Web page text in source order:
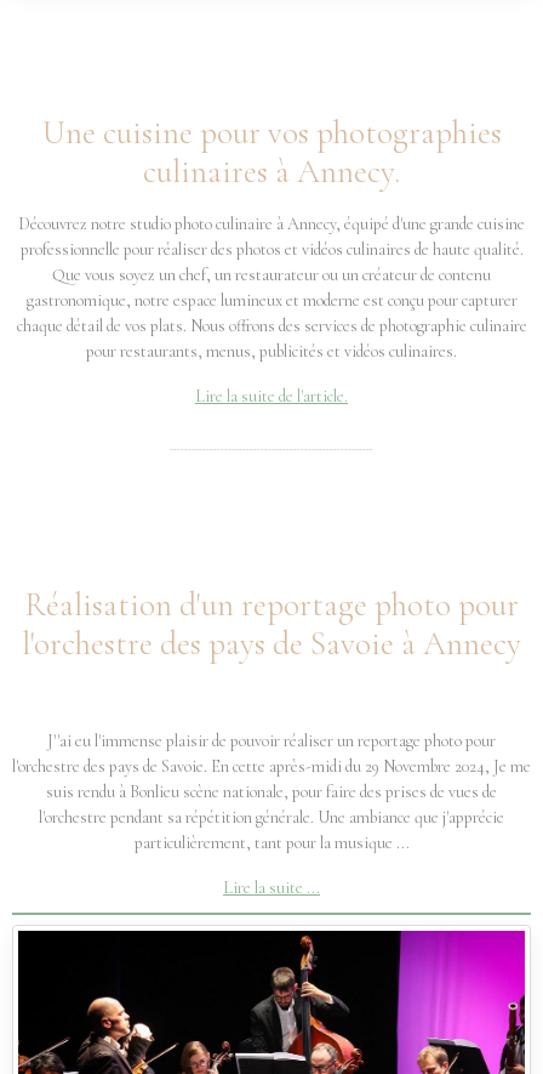
Une cuisine pour vos photographies
culinaires à Annecy.
Découvrez notre studio photo culinaire à Annecy, équipé d'une grande cuisine
professionnelle pour réaliser des photos et vidéos culinaires de haute qualité.
Que vous soyez un chef, un restaurateur ou un créateur de contenu
gastronomique, notre espace lumineux et moderne est conçu pour capturer
chaque détail de vos plats. Nous offrons des services de photographie culinaire
pour restaurants, menus, publicités et vidéos culinaires.
Lire la suite de l'article.
--------------------------------------------------------
Réalisation d'un reportage photo pour
l'orchestre des pays de Savoie à Annecy
J''ai eu l'immense plaisir de pouvoir réaliser un reportage photo pour
l'orchestre des pays de Savoie. En cette après-midi du 29 Novembre 2024, Je me
suis rendu à Bonlieu scène nationale, pour faire des prises de vues de
l'orchestre pendant sa répétition générale. Une ambiance que j'apprécie
particulièrement, tant pour la musique ...
Lire la suite ...